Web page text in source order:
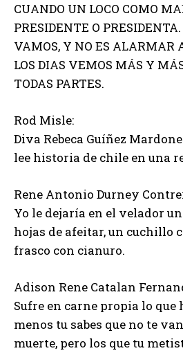
CUANDO UN LOCO COMO
PRESIDENTE O
VAMOS, Y NO ES ALARMAR
LOS DIAS VEMOS MÁS Y
TODAS PARTES.
Rod Misle:
Diva Rebeca Guíñez
lee historia de chile en una
Rene Antonio Durney
Yo le dejaría en el velador
hojas de afeitar, un cuchillo
frasco con cianuro.
Adison Rene Catalan
Sufre en carne propia lo que
menos tu sabes que no te
muerte, pero los que tu